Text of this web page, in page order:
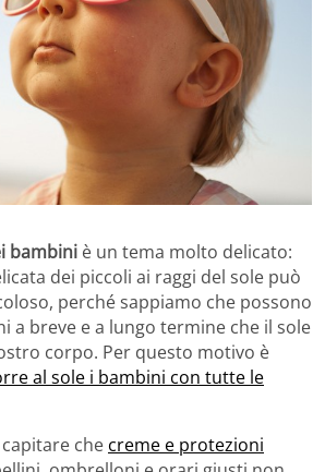
bambini è un tema molto delicato:
dei piccoli ai raggi del sole può
perché sappiamo che possono
a breve e a lungo termine che il sole
corpo. Per questo motivo è
al sole i bambini con tutte le
che creme e protezioni